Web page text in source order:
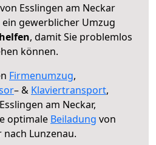
von Esslingen am Neckar
gewerblicher Umzug
, damit Sie problemlos
können.
Firmenumzug,
– & Klaviertransport,
am Neckar,
optimale Beiladung von
nach Lunzenau.